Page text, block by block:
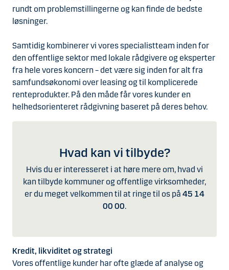
rundt om problemstillingerne og kan finde de bedste
løsninger.
Samtidig kombinerer vi vores specialistteam inden for
den offentlige sektor med lokale rådgivere og eksperter
fra hele vores koncern – det være sig inden for alt fra
samfundsøkonomi over leasing og til komplicerede
renteprodukter. På den måde får vores kunder en
helhedsorienteret rådgivning baseret på deres behov.
Hvad kan vi tilbyde?
Hvis du er interesseret i at høre mere om, hvad vi
kan tilbyde kommuner og offentlige virksomheder,
er du meget velkommen til at ringe til os på 45 14
00 00.
Kredit, likviditet og strategi
Vores offentlige kunder har ofte glæde af analyse og